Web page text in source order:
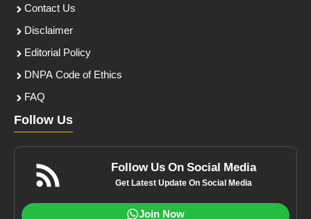
Contact Us
Disclaimer
Editorial Policy
DNPA Code of Ethics
FAQ
Follow Us
Follow Us On Social Media
Get Latest Update On Social Media
Join Now